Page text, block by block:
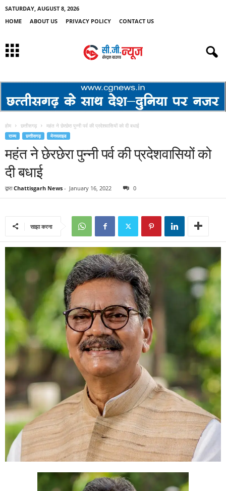
SATURDAY, AUGUST 8, 2026
HOME
ABOUT US PRIVACY POLICY CONTACT US
होम छत्तीसगढ़ महंत ने छेरछेरा पुन्नी पर्व की प्रदेशवासियों को दी बधाई
राज्य छत्तीसगढ़ मेनस्लाइड
महंत ने छेरछेरा पुन्नी पर्व की प्रदेशवासियों को
दी बधाई
द्वारा Chattisgarh News - January 16, 2022 0
साझा करना